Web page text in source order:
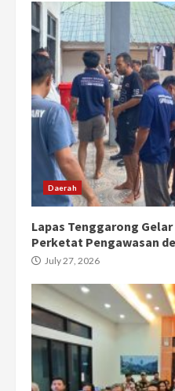
Daerah
Lapas Tenggarong
Perketat Pengawasan
July 27, 2026